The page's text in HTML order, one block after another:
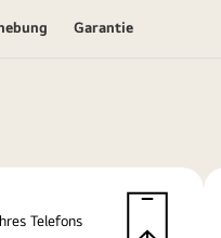
Garantie
Telefons